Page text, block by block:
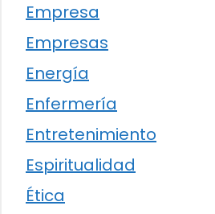
Empresa
Empresas
Energía
Enfermería
Entretenimiento
Espiritualidad
Ética